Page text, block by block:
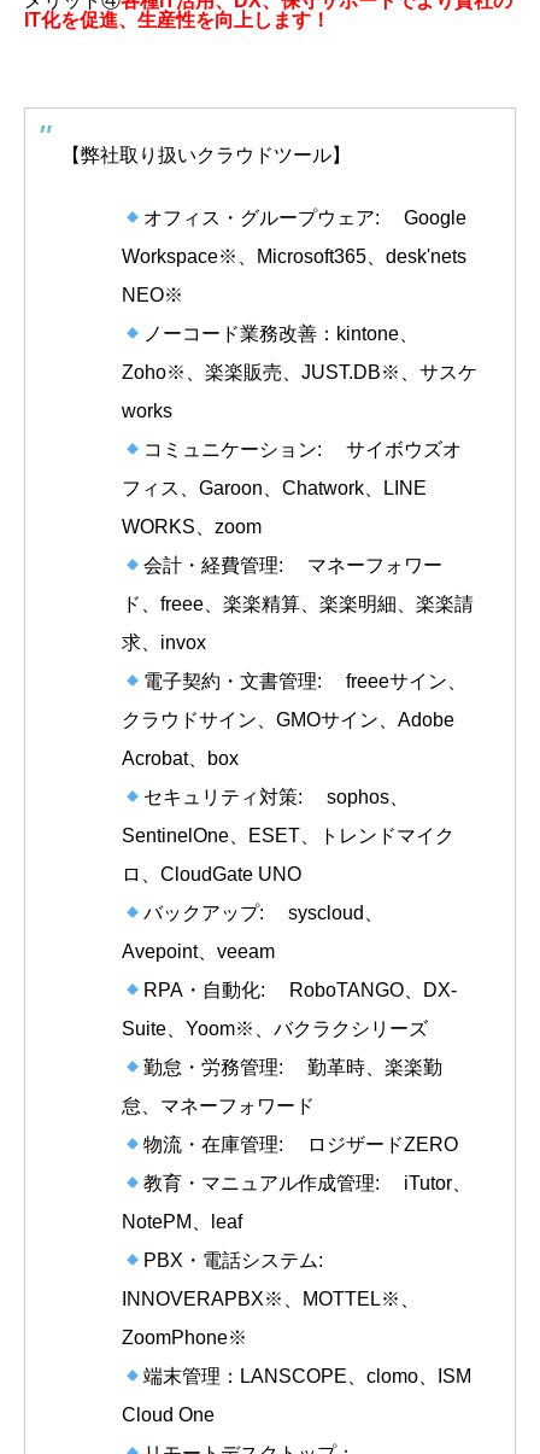
IT化を促進、生産性を向上します！
【弊社取り扱いクラウドツール】
オフィス・グループウェア: Google
Workspace※、Microsoft365、desk'nets
NEO※
ノーコード業務改善：kintone、
Zoho※、楽楽販売、JUST.DB※、サスケ
works
コミュニケーション: サイボウズオ
フィス、Garoon、Chatwork、LINE
WORKS、zoom
会計・経費管理: マネーフォワー
ド、freee、楽楽精算、楽楽明細、楽楽請
求、invox
電子契約・文書管理: freeeサイン、
クラウドサイン、GMOサイン、Adobe
Acrobat、box
セキュリティ対策: sophos、
SentinelOne、ESET、トレンドマイク
ロ、CloudGate UNO
バックアップ: syscloud、
Avepoint、veeam
RPA・自動化: RoboTANGO、DX-
Suite、Yoom※、バクラクシリーズ
勤怠・労務管理: 勤革時、楽楽勤
怠、マネーフォワード
物流・在庫管理: ロジザードZERO
教育・マニュアル作成管理: iTutor、
NotePM、leaf
PBX・電話システム:
INNOVERAPBX※、MOTTEL※、
ZoomPhone※
端末管理：LANSCOPE、clomo、ISM
Cloud One